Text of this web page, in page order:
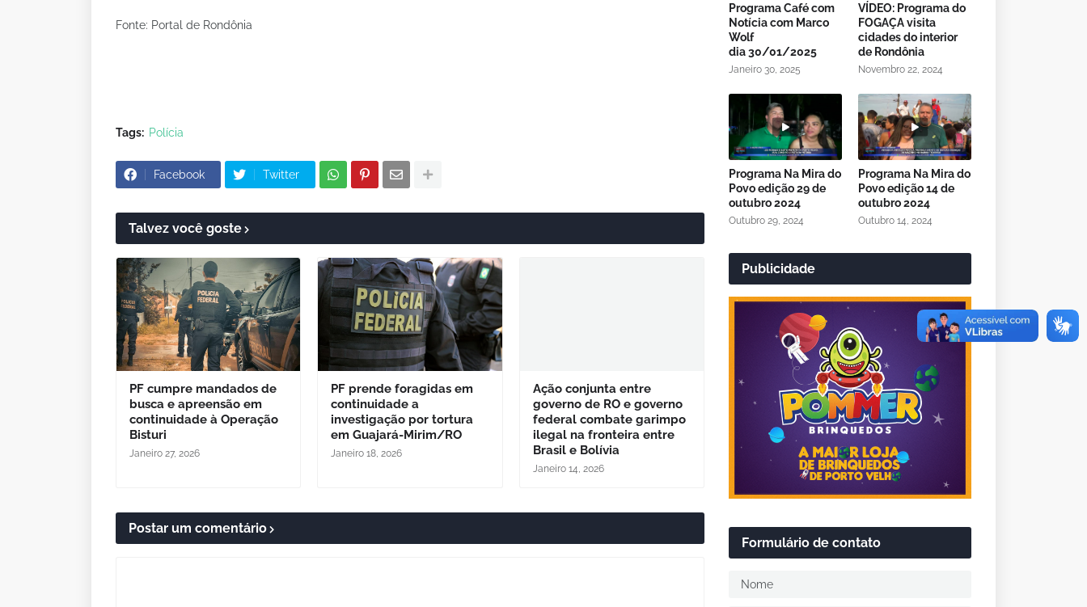
Fonte: Portal de Rondônia
Tags: Polícia
Facebook Twitter
Talvez você goste
PF cumpre mandados de
busca e apreensão em
continuidade à Operação
Bisturi
Janeiro 27, 2026
PF prende foragidas em
continuidade a
investigação por tortura
em Guajará-Mirim/RO
Janeiro 18, 2026
Ação conjunta entre
governo de RO e governo
federal combate garimpo
ilegal na fronteira entre
Brasil e Bolívia
Janeiro 14, 2026
Postar um comentário
Programa Café com
Notícia com Marco
Wolf
dia 30/01/2025
Janeiro 30, 2025
VÍDEO: Programa do
FOGAÇA visita
cidades do interior
de Rondônia
Novembro 22, 2024
Programa Na Mira do
Povo edição 29 de
outubro 2024
Outubro 29, 2024
Programa Na Mira do
Povo edição 14 de
outubro 2024
Outubro 14, 2024
Publicidade
Formulário de contato